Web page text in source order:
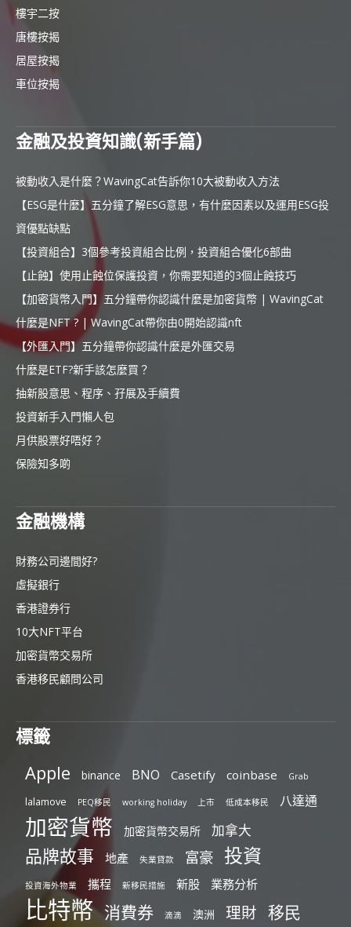
樓宇二按
唐樓按揭
居屋按揭
車位按揭
金融及投資知識(新手篇)
被動收入是什麼？WavingCat告訴你10大被動收入方法
【ESG是什麼】五分鐘了解ESG意思，有什麼因素以及運用ESG投
資優點缺點
【投資組合】3個參考投資組合比例，投資組合優化6部曲
【止蝕】使用止蝕位保護投資，你需要知道的3個止蝕技巧
【加密貨幣入門】五分鐘帶你認識什麼是加密貨幣 | WavingCat
什麼是NFT ? | WavingCat帶你由0開始認識nft
【外匯入門】五分鐘帶你認識什麼是外匯交易
什麼是ETF?新手該怎麼買？
抽新股意思、程序、孖展及手續費
投資新手入門懶人包
月供股票好唔好？
保險知多啲
金融機構
財務公司邊間好?
虛擬銀行
香港證券行
10大NFT平台
加密貨幣交易所
香港移民顧問公司
標籤
Apple binance BNO Casetify coinbase Grab
lalamove PEQ移民 working holiday 上市 低成本移民 八達通
加密貨幣 加密貨幣交易所 加拿大
品牌故事 地產 失業貸款 富豪 投資
投資海外物業 攜程 新移民措施 新股 業務分析
比特幣 消費券 滴滴 澳洲 理財 移民